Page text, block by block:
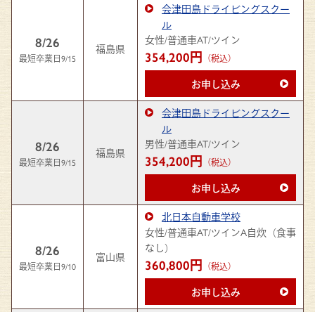
8/26
最短卒業日9/15
福島県
会津田島ドライビングスクー
ル
女性/普通車AT/ツイン
354,200円 （税込）
お申し込み
8/26
最短卒業日9/15
福島県
会津田島ドライビングスクー
ル
男性/普通車AT/ツイン
354,200円 （税込）
お申し込み
8/26
最短卒業日9/10
富山県
北日本自動車学校
女性/普通車AT/ツインA自炊（食事
なし）
360,800円 （税込）
お申し込み